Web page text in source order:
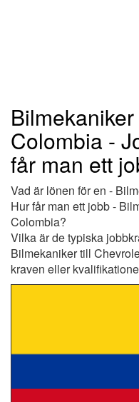
Colombia -
får man ett
Vad är lönen för en -
Hur får man ett jobb -
Colombia?
Vilka är de typiska
Bilmekaniker till
kraven eller